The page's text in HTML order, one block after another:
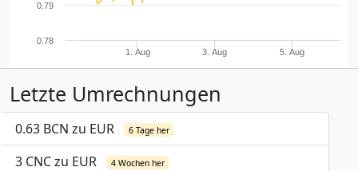
1. Aug 3. Aug 5. Aug
0.78
0.79
Letzte Umrechnungen
0.63 BCN zu EUR 6 Tage her
3 CNC zu EUR 4 Wochen her